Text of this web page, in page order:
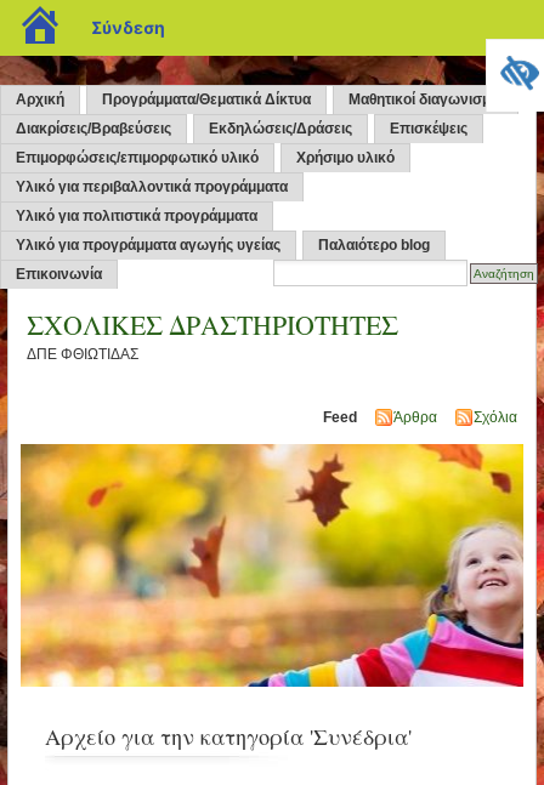
Αρχική Προγράμματα/Θεματικά Δίκτυα
Μαθητικοί διαγωνισμοί
Διακρίσεις/Βραβεύσεις
Εκδηλώσεις/Δράσεις
Επισκέψεις
Επιμορφώσεις/επιμορφωτικό υλικό
Χρήσιμο υλικό
Υλικό για περιβαλλοντικά προγράμματα
Υλικό για πολιτιστικά προγράμματα
Υλικό για προγράμματα αγωγής υγείας
Παλαιότερο blog
Επικοινωνία
ΣΧΟΛΙΚΕΣ ΔΡΑΣΤΗΡΙΟΤΗΤΕΣ
ΔΠΕ ΦΘΙΩΤΙΔΑΣ
Feed Άρθρα Σχόλια
Αρχείο για την κατηγορία 'Συνέδρια'
blogs.sch.gr
Σύνδεση